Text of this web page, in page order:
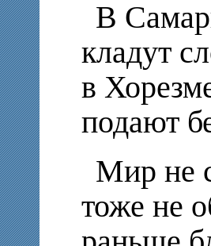
В
кладут
в
подают
Мир не
тоже не